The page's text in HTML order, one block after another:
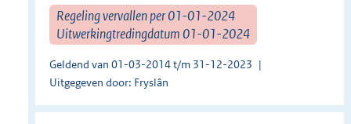
Regeling vervallen per 01-01-2024
Uitwerkingtredingdatum 01-01-2024
Geldend van 01-03-2014 t/m 31-12-2023
Uitgegeven door: Fryslân